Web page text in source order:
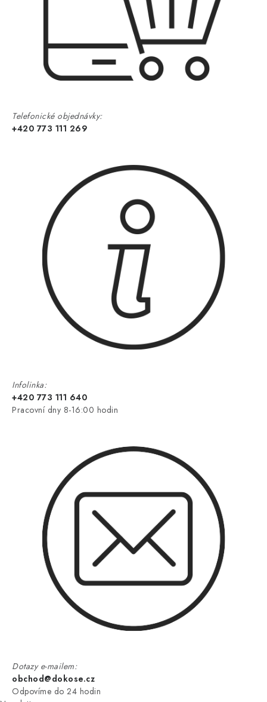
Telefonické objednávky:
+420 773 111 269
Infolinka:
+420 773 111 640
Pracovní dny 8-16:00 hodin
Dotazy e-mailem:
obchod@dokose.cz
Odpovíme do 24 hodin